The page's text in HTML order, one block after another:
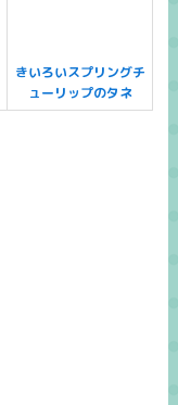
きいろいスプリングチ
ューリップのタネ